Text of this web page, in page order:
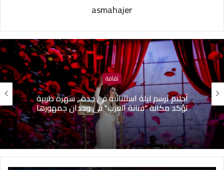
asmahajer
ثقافة
أحلام ترسم ليلة استثنائية في جدة.. سهرة طربية
تؤكد مكانة “فنانة العرب” في وجدان جمهورها